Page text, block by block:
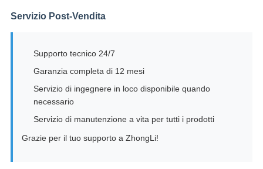
Servizio Post-Vendita
Supporto tecnico 24/7
Garanzia completa di 12 mesi
Servizio di ingegnere in loco disponibile quando
necessario
Servizio di manutenzione a vita per tutti i prodotti
Grazie per il tuo supporto a ZhongLi!